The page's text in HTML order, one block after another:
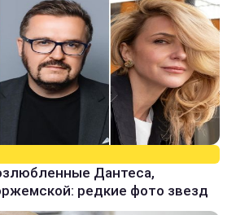
Дантеса,
редкие фото звезд